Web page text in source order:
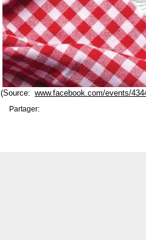
(Source: www.facebook.com/events/
Partager: